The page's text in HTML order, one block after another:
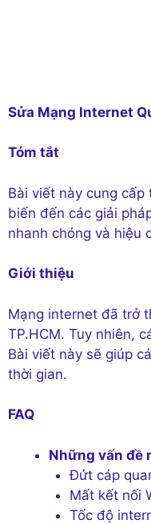
Sửa Mạng Internet
Tóm tắt
Bài viết này cung
biến đến các giải
nhanh chóng và hiệu
Giới thiệu
Mạng internet đã trở
TP.HCM. Tuy nhiên,
Bài viết này sẽ giúp
thời gian.
FAQ
Những vấn đề
Đứt cáp
Mất kết nối
Tốc độ